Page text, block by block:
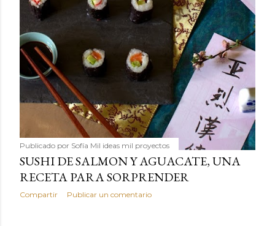
Publicado por Sofía Mil ideas mil proyectos
SUSHI DE SALMON Y AGUACATE, UNA
RECETA PARA SORPRENDER
Compartir Publicar un comentario